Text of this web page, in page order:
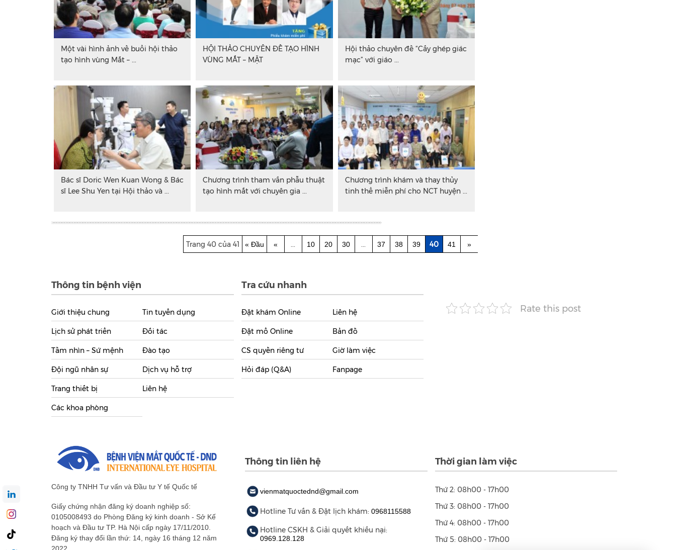
Một vài hình ảnh về buổi hội thảo
tạo hình vùng Mắt – ...
HỘI THẢO CHUYÊN ĐỀ TẠO HÌNH
VÙNG MẮT – MẶT
Hội thảo chuyên đề “Cấy ghép giác
mạc” với giáo ...
Bác sĩ Doric Wen Kuan Wong & Bác
sĩ Lee Shu Yen tại Hội thảo và ...
Chương trình tham vấn phẫu thuật
tạo hình mắt với chuyên gia ...
Chương trình khám và thay thủy
tinh thể miễn phí cho NCT huyện ...
Trang 40 của 41 « Đầu « ... 10 20 30 ... 37 38 39 40 41 »
Thông tin bệnh viện
Giới thiệu chung
Lịch sử phát triển
Tầm nhìn – Sứ mệnh
Đội ngũ nhân sự
Trang thiết bị
Các khoa phòng
Tin tuyển dụng
Đối tác
Đào tạo
Dịch vụ hỗ trợ
Liên hệ
Tra cứu nhanh
Đặt khám Online
Đặt mổ Online
CS quyền riêng tư
Hỏi đáp (Q&A)
Liên hệ
Bản đồ
Giờ làm việc
Fanpage
Rate this post
Công ty TNHH Tư vấn và Đầu tư Y tế Quốc tế
Giấy chứng nhận đăng ký doanh nghiệp số:
0105008493 do Phòng Đăng ký kinh doanh - Sở Kế
hoạch và Đầu tư TP. Hà Nội cấp ngày 17/11/2010.
Đăng ký thay đổi lần thứ: 14, ngày 16 tháng 12 năm
2022.
Thông tin liên hệ
vienmatquoctednd@gmail.com
Hotline Tư vấn & Đặt lịch khám: 0968115588
Hotline CSKH & Giải quyết khiếu nại:
0969.128.128
Thời gian làm việc
Thứ 2: 08h00 - 17h00
Thứ 3: 08h00 - 17h00
Thứ 4: 08h00 - 17h00
Thứ 5: 08h00 - 17h00